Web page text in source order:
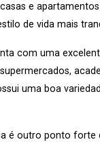
e
de vida mais
com uma
uma boa
é outro ponto forte